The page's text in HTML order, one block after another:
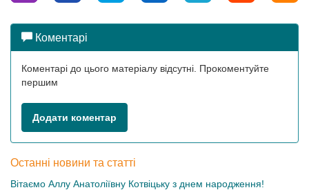
Коментарі
Коментарі до цього матеріалу відсутні. Прокоментуйте
першим
Додати коментар
Останні новини та статті
Вітаємо Аллу Анатоліївну Котвіцьку з днем народження!